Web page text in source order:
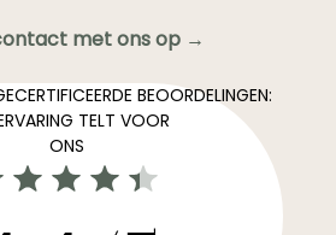
met ons op →
BEOORDELINGEN:
TELT VOOR
ONS